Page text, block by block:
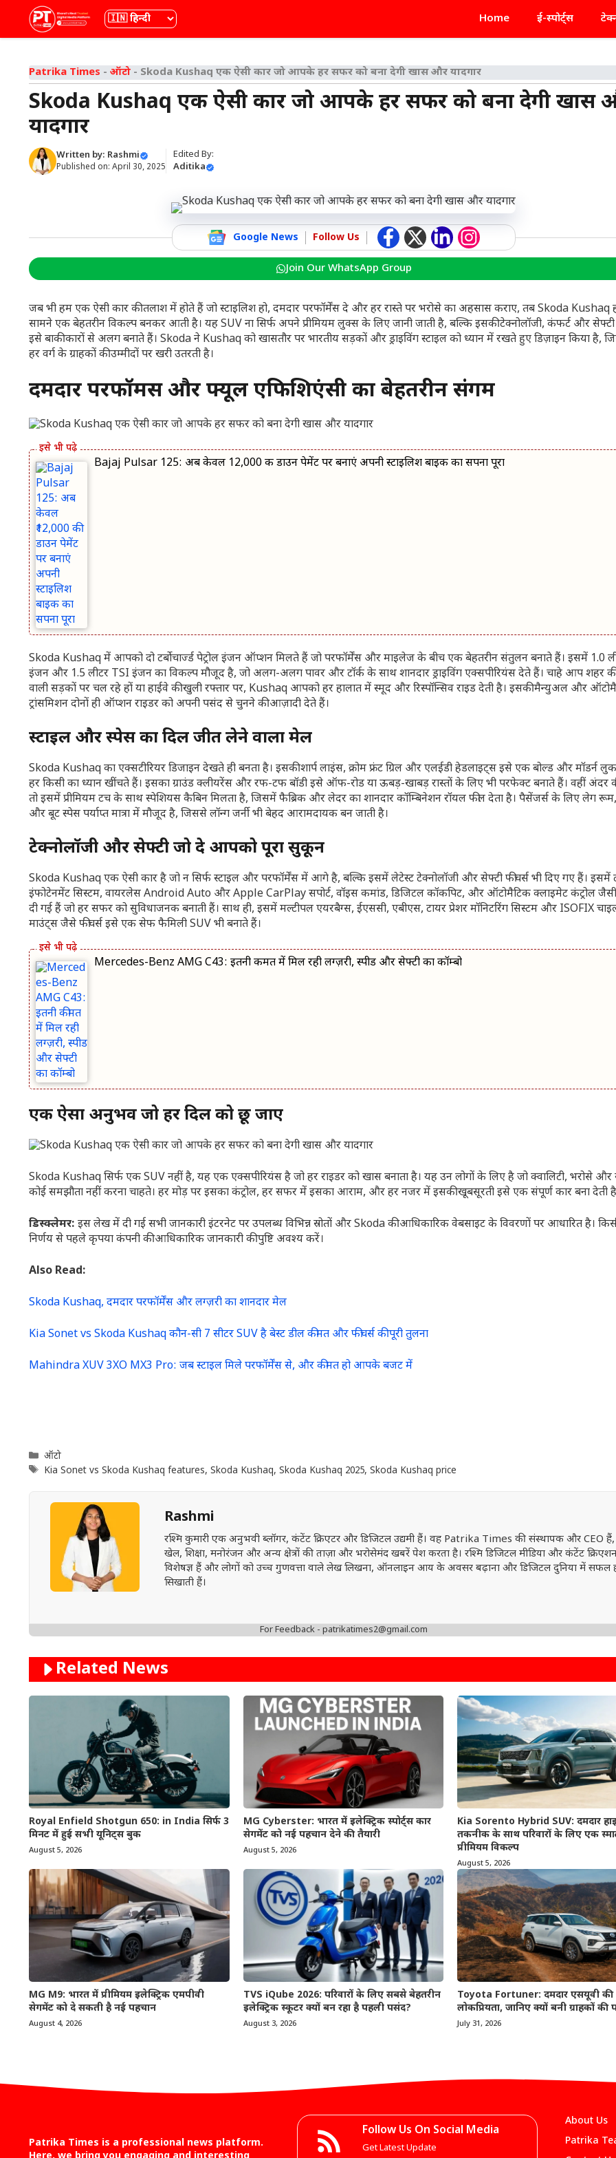
content
भाषा Home ई-स्पोर्ट्स
Patrika Times - ऑटो - Skoda Kushaq एक ऐसी कार जो आपके हर सफर को बना देगी खास और यादगार
Skoda Kushaq एक ऐसी कार जो आपके हर सफर को बना देगी खास
यादगार
Written by: Rashmi
Published on: April 30, 2025
Edited By:
Aditika
Google News Follow Us
Join Our WhatsApp Group
जब भी हम एक ऐसी कार की तलाश में होते हैं जो स्टाइलिश हो, दमदार परफॉर्मेंस दे और हर रास्ते पर भरोसे का अहसास कराए, तब Skoda Kushaq
सामने एक बेहतरीन विकल्प बनकर आती है। यह SUV ना सिर्फ अपने प्रीमियम लुक्स के लिए जानी जाती है, बल्कि इसकी टेक्नोलॉजी, कंफर्ट और सेफ्टी
इसे बाकी कारों से अलग बनाते हैं। Skoda ने Kushaq को खासतौर पर भारतीय सड़कों और ड्राइविंग स्टाइल को ध्यान में रखते हुए डिज़ाइन किया है,
हर वर्ग के ग्राहकों की उम्मीदों पर खरी उतरती है।
दमदार परफॉर्मेंस और फ्यूल एफिशिएंसी का बेहतरीन संगम
Bajaj Pulsar 125: अब केवल ₹12,000 की डाउन पेमेंट पर बनाएं अपनी स्टाइलिश बाइक का सपना पूरा
Skoda Kushaq में आपको दो टर्बोचार्ज्ड पेट्रोल इंजन ऑप्शन मिलते हैं जो परफॉर्मेंस और माइलेज के बीच एक बेहतरीन संतुलन बनाते हैं। इसमें 1.0
इंजन और 1.5 लीटर TSI इंजन का विकल्प मौजूद है, जो अलग-अलग पावर और टॉर्क के साथ शानदार ड्राइविंग एक्सपीरियंस देते हैं। चाहे आप शहर
वाली सड़कों पर चल रहे हों या हाईवे की खुली रफ्तार पर, Kushaq आपको हर हालात में स्मूद और रिस्पॉन्सिव राइड देती है। इसकी मैन्युअल और
ट्रांसमिशन दोनों ही ऑप्शन राइडर को अपनी पसंद से चुनने की आज़ादी देते हैं।
स्टाइल और स्पेस का दिल जीत लेने वाला मेल
Skoda Kushaq का एक्सटीरियर डिजाइन देखते ही बनता है। इसकी शार्प लाइंस, क्रोम फ्रंट ग्रिल और एलईडी हेडलाइट्स इसे एक बोल्ड और मॉडर्न
हर किसी का ध्यान खींचते हैं। इसका ग्राउंड क्लीयरेंस और रफ-टफ बॉडी इसे ऑफ-रोड या ऊबड़-खाबड़ रास्तों के लिए भी परफेक्ट बनाते हैं। वहीं अंदर
तो इसमें प्रीमियम टच के साथ स्पेशियस कैबिन मिलता है, जिसमें फैब्रिक और लेदर का शानदार कॉम्बिनेशन रॉयल फील देता है। पैसेंजर्स के लिए लेग
और बूट स्पेस पर्याप्त मात्रा में मौजूद है, जिससे लॉन्ग जर्नी भी बेहद आरामदायक बन जाती है।
टेक्नोलॉजी और सेफ्टी जो दे आपको पूरा सुकून
Skoda Kushaq एक ऐसी कार है जो न सिर्फ स्टाइल और परफॉर्मेंस में आगे है, बल्कि इसमें लेटेस्ट टेक्नोलॉजी और सेफ्टी फीचर्स भी दिए गए हैं। इसमें
इंफोटेनमेंट सिस्टम, वायरलेस Android Auto और Apple CarPlay सपोर्ट, वॉइस कमांड, डिजिटल कॉकपिट, और ऑटोमैटिक क्लाइमेट कंट्रोल
दी गई हैं जो हर सफर को सुविधाजनक बनाती हैं। साथ ही, इसमें मल्टीपल एयरबैग्स, ईएससी, एबीएस, टायर प्रेशर मॉनिटरिंग सिस्टम और ISOFIX
माउंट्स जैसे फीचर्स इसे एक सेफ फैमिली SUV भी बनाते हैं।
Mercedes-Benz AMG C43: इतनी कीमत में मिल रही लग्ज़री, स्पीड और सेफ्टी का कॉम्बो
एक ऐसा अनुभव जो हर दिल को छू जाए
Skoda Kushaq सिर्फ एक SUV नहीं है, यह एक एक्सपीरियंस है जो हर राइडर को खास बनाता है। यह उन लोगों के लिए है जो क्वालिटी, भरोसे और
कोई समझौता नहीं करना चाहते। हर मोड़ पर इसका कंट्रोल, हर सफर में इसका आराम, और हर नजर में इसकी खूबसूरती इसे एक संपूर्ण कार बना देती
डिस्क्लेमर: इस लेख में दी गई सभी जानकारी इंटरनेट पर उपलब्ध विभिन्न स्रोतों और Skoda की आधिकारिक वेबसाइट के विवरणों पर आधारित है।
निर्णय से पहले कृपया कंपनी की आधिकारिक जानकारी की पुष्टि अवश्य करें।
Also Read:
Skoda Kushaq, दमदार परफॉर्मेंस और लग्ज़री का शानदार मेल
Kia Sonet vs Skoda Kushaq कौन-सी 7 सीटर SUV है बेस्ट डील कीमत और फीचर्स की पूरी तुलना
Mahindra XUV 3XO MX3 Pro: जब स्टाइल मिले परफॉर्मेंस से, और कीमत हो आपके बजट में
Categories
ऑटो
Tags
Kia Sonet vs Skoda Kushaq features, Skoda Kushaq, Skoda Kushaq 2025, Skoda Kushaq price
Rashmi
रश्मि कुमारी एक अनुभवी ब्लॉगर, कंटेंट क्रिएटर और डिजिटल उद्यमी हैं। वह Patrika Times की संस्थापक और CEO
खेल, शिक्षा, मनोरंजन और अन्य क्षेत्रों की ताज़ा और भरोसेमंद खबरें पेश करता है। रश्मि डिजिटल मीडिया और कंटेंट
विशेषज्ञ हैं और लोगों को उच्च गुणवत्ता वाले लेख लिखना, ऑनलाइन आय के अवसर बढ़ाना और डिजिटल दुनिया में सफल
सिखाती हैं।
For Feedback - patrikatimes2@gmail.com
Related News
Royal Enfield Shotgun 650: in India सिर्फ 3
मिनट में हुई सभी यूनिट्स बुक
August 5, 2026
MG Cyberster: भारत में इलेक्ट्रिक स्पोर्ट्स कार
सेगमेंट को नई पहचान देने की तैयारी
August 5, 2026
Kia Sorento Hybrid SUV: दमदार
तकनीक के साथ परिवारों के लिए एक
प्रीमियम विकल्प
August 5, 2026
MG M9: भारत में प्रीमियम इलेक्ट्रिक एमपीवी
सेगमेंट को दे सकती है नई पहचान
August 4, 2026
TVS iQube 2026: परिवारों के लिए सबसे बेहतरीन
इलेक्ट्रिक स्कूटर क्यों बन रहा है पहली पसंद?
August 3, 2026
Toyota Fortuner: दमदार एसयूवी की
लोकप्रियता, जानिए क्यों बनी ग्राहकों
July 31, 2026
Patrika Times is a professional news platform.
Follow Us On Social Media
Get Latest Update
About Us
Patrika